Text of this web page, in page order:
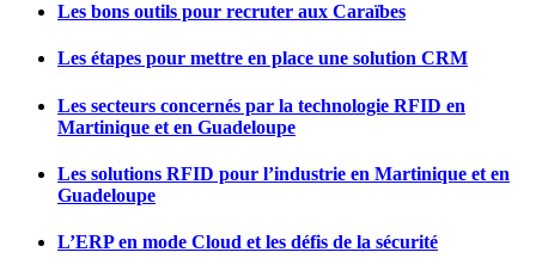
Les bons outils pour recruter aux Caraïbes
Les étapes pour mettre en place une solution CRM
Les secteurs concernés par la technologie RFID en
Martinique et en Guadeloupe
Les solutions RFID pour l’industrie en Martinique et en
Guadeloupe
L’ERP en mode Cloud et les défis de la sécurité